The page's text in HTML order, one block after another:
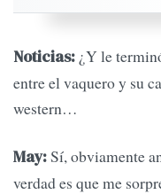
Noticias: ¿Y le
entre el vaquero y su
western…
May:Sí, obviamente
verdad es que me